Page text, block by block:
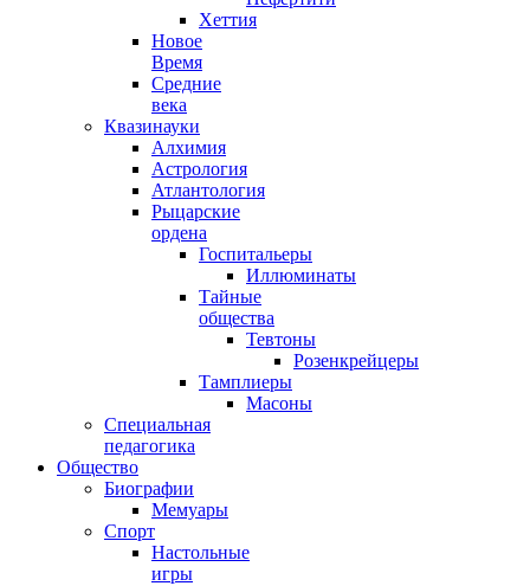
Хеттия
Новое
Время
Средние
века
Квазинауки
Алхимия
Астрология
Атлантология
Рыцарские
ордена
Госпитальеры
Иллюминаты
Тайные
общества
Тевтоны
Розенкрейцеры
Тамплиеры
Масоны
Специальная
педагогика
Общество
Биографии
Мемуары
Спорт
Настольные
игры